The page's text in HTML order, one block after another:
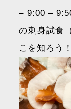
– 9:00 –
の刺身試食
こを知ろう！